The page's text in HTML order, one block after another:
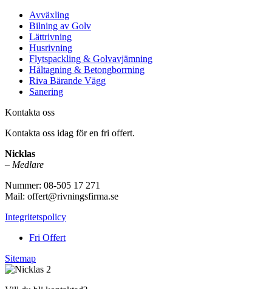
Avväxling
Bilning av Golv
Lättrivning
Husrivning
Flytspackling & Golvavjämning
Håltagning & Betongborrning
Riva Bärande Vägg
Sanering
Kontakta oss
Kontakta oss idag för en fri offert.
Nicklas
– Medlare
Nummer: 08-505 17 271
Mail: offert@rivningsfirma.se
Integritetspolicy
Fri Offert
Sitemap